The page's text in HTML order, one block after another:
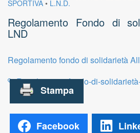
SPORTIVA • L.N.D.
Regolamento Fondo di
LND
Regolamento fondo di solidarietà
Regolamento-fondo-di-
Facebook